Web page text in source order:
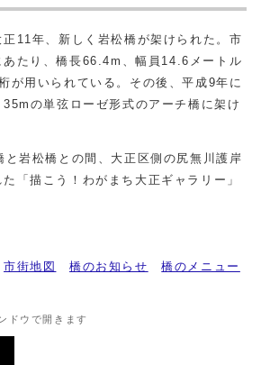
11年、新しく岩松橋が架けられた。市
あたり、橋長66.4m、幅員14.6メートル
が用いられている。その後、平成9年に
の単弦ローゼ形式のアーチ橋に架け
岩松橋との間、大正区側の尻無川護岸
「描こう！わがまち大正ギャラリー」
市街地図 橋のお知らせ 橋のメニュー
ドウで開きます